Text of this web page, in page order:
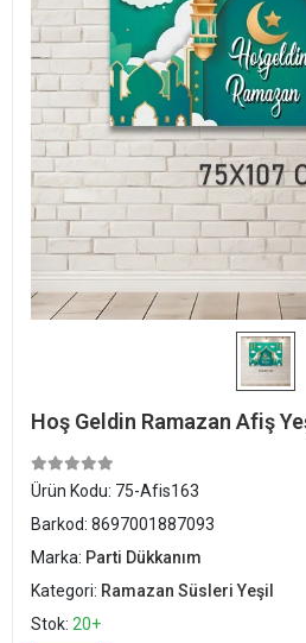
Hoş Geldin Ramazan Afiş
Ürün Kodu: 75-Afis163
Barkod: 8697001887093
Marka: Parti Dükkanım
Kategori: Ramazan Süsleri Yeşil
Stok: 20+